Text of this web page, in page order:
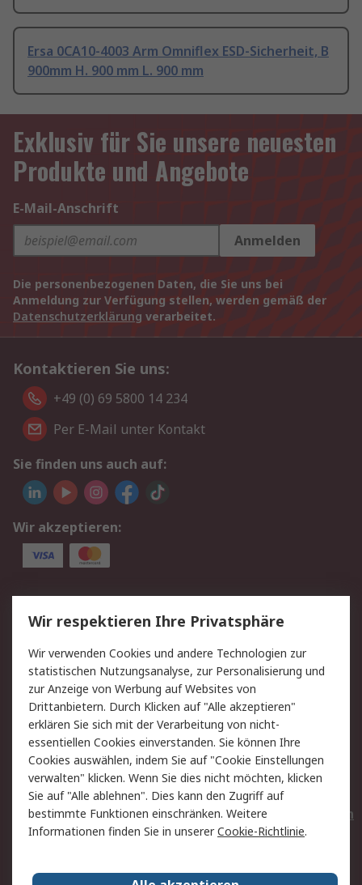
Ersa 0CA10-4003 Arm Omniflex ESD-Sicherheit, B
900mm H. 900 mm L. 900 mm
Exklusiv für Sie unsere neuesten
Produkte und Angebote
E-Mail-Anschrift
Anmelden
Die personenbezogenen Daten, die Sie uns bei
Anmeldung zur Verfügung stellen, werden gemäß der
Datenschutzerklärung verarbeitet.
Kontaktieren Sie uns:
+49 (0) 69 5800 14 234
Per E-Mail unter Kontakt
Sie finden uns auch auf:
Wir akzeptieren:
Service
Value Added Services
Lieferlösungen
Rücksendungen
Kontakt
Hilfe
Privatkunden
Rechtliches
AGB
Datenschutz
Cookie-Richtlinie
Zahlungsbedingungen
Copyright/Impressum
Entsorgung
Elektrogeräte/Batterien
Wir respektieren Ihre Privatsphäre
Wir verwenden Cookies und andere Technologien zur
statistischen Nutzungsanalyse, zur Personalisierung und
zur Anzeige von Werbung auf Websites von
Drittanbietern. Durch Klicken auf "Alle akzeptieren"
erklären Sie sich mit der Verarbeitung von nicht-
essentiellen Cookies einverstanden. Sie können Ihre
Cookies auswählen, indem Sie auf "Cookie Einstellungen
verwalten" klicken. Wenn Sie dies nicht möchten, klicken
Sie auf "Alle ablehnen". Dies kann den Zugriff auf
bestimmte Funktionen einschränken. Weitere
Informationen finden Sie in unsererCookie-Richtlinie.